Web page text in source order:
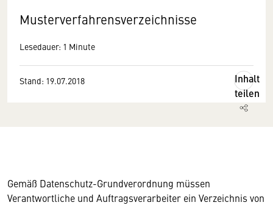
Musterverfahrensverzeichnisse
Lesedauer: 1 Minute
Stand: 19.07.2018
Inhalt
teilen
Gemäß Datenschutz-Grundverordnung müssen
Verantwortliche und Auftragsverarbeiter ein Verzeichnis von